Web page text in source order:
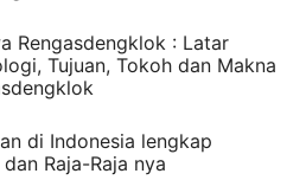
Rengasdengklok : Latar
Tujuan, Tokoh dan Makna
di Indonesia lengkap
Raja-Raja nya